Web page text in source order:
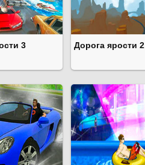
3 Дорога ярости 2